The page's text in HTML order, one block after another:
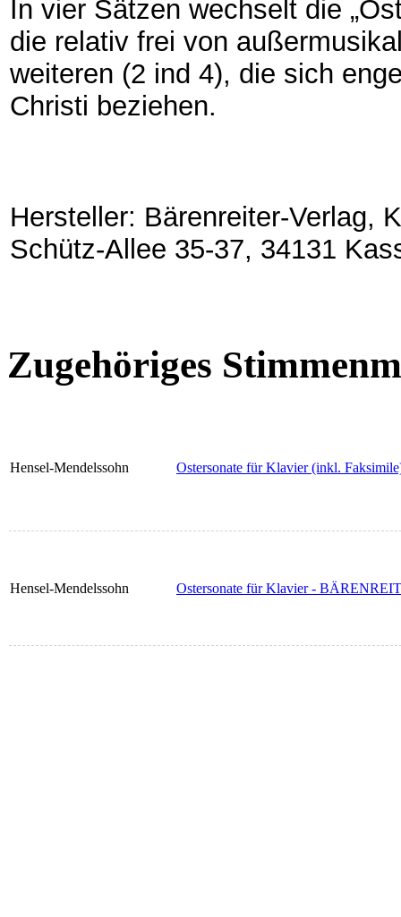
In vier Sätzen wechselt die
die relativ frei von
weiteren (2 ind 4), die sich
Christi beziehen.
Hersteller: Bärenreiter-Verlag,
Schütz-Allee 35-37, 34131
Zugehöriges
Hensel-Mendelssohn Ostersonate für Klavier (inkl.
Hensel-Mendelssohn Ostersonate für Klavier -